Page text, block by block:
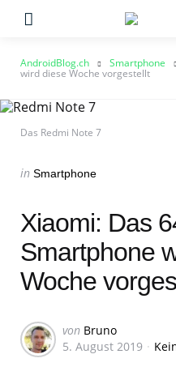
AndroidBlog.ch Smartphone
wird diese Woche vorgestellt
Das Redmi Note 7
Categories
Posted
in Smartphone
Xiaomi: Das
Smartphone
Woche
Geschrieben
von
von Bruno
5. August 2019